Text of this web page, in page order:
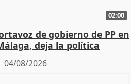
02:00
de gobierno de PP en
deja la política
04/08/2026